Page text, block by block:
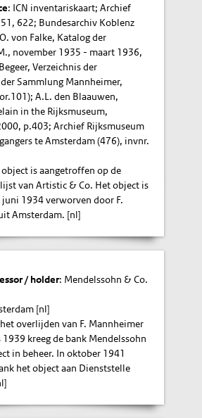
: ICN inventariskaart; Archief
622; Bundesarchiv Koblenz
von Falke, Katalog der
november 1935 - maart 1936,
Verzeichnis der
Sammlung Mannheimer,
A.L. den Blaauwen,
in the Rijksmuseum,
p.403; Archief Rijksmuseum
te Amsterdam (476), invnr.
is aangetroffen op de
van Artistic & Co. Het object is
1934 verworven door F.
Amsterdam. [nl]
/ holder: Mendelssohn & Co.
[nl]
overlijden van F. Mannheimer
kreeg de bank Mendelssohn
in beheer. In oktober 1941
het object aan Dienststelle